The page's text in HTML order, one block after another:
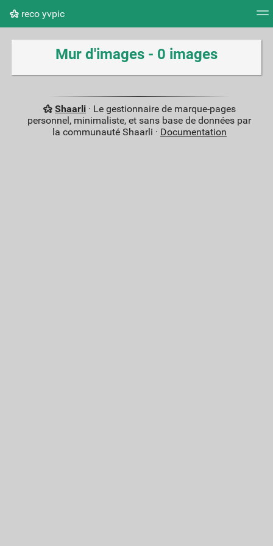
reco yvpic
Nuage de tags Mur d'images Quotidien Flux
Mur d'images - 0 images
Shaarli· Le gestionnaire de marque-pages
personnel, minimaliste, et sans base de données par
la communauté Shaarli · Documentation